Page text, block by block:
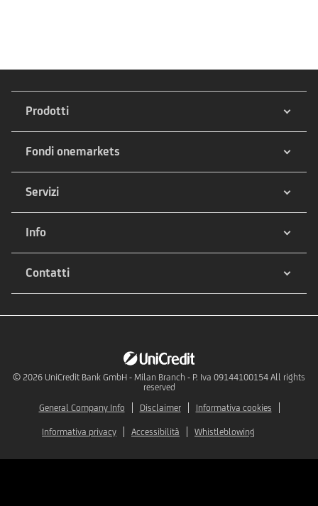
Prodotti
Fondi onemarkets
Servizi
Info
Contatti
© 2026 UniCredit Bank GmbH - Milan Branch - P. Iva 09144100154 All rights
reserved
General Company Info
Disclaimer Informativa cookies
Informativa privacy Accessibilità Whistleblowing